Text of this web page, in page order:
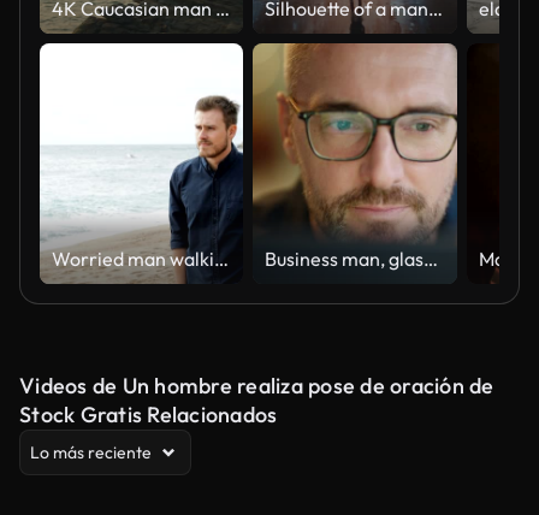
4K Caucasian man practicing meditation with ocean on coastal hill at summer sunset. Silhouette of a man looking at the beauty of universe, stars, galaxy, milky way. Zoom in. Infinite universe. Edge of the world. Looking into the future. Power of imagination. Cinematic concept clip.
Worried man walking alone on the beach Business man, glasses and reading on computer in programming, software or information technology solution. Professional programmer or manager start working on laptop for IT problem solving or results
Videos de Un hombre realiza pose de oración de
Stock Gratis Relacionados
Lo más reciente